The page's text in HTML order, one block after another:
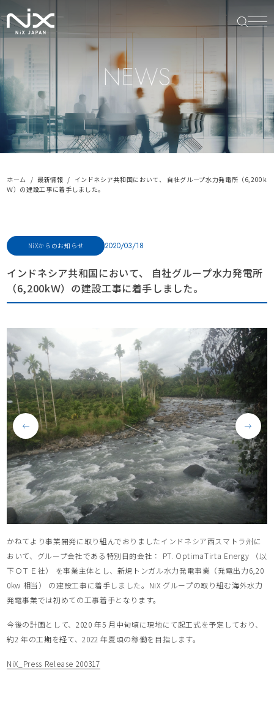
NEWS
ホーム 最新情報
インドネシア共和国において、 自社グループ水力発電所（6,200k
Ｗ）の建設工事に着手しました。
NiXからのお知らせ 2020/03/18
インドネシア共和国において、 自社グループ水力発電所
（6,200kＷ）の建設工事に着手しました。
かねてより事業開発に取り組んでおりましたインドネシア西スマトラ州に
おいて、グループ会社である特別目的会社： PT. OptimaTirta Energy （以
下ＯＴＥ社） を事業主体とし、新規トンガル水力発電事業（発電出力6,20
0kw 相当） の建設工事に着手しました。NiX グループの取り組む海外水力
発電事業では初めての工事着手となります。
今後の計画として、2020 年5 月中旬頃に現地にて起工式を予定しており、
約2 年の工期を経て、2022 年夏頃の稼働を目指します。
NiX_Press Release 200317